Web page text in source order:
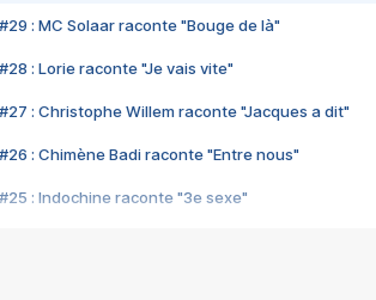
#29 : MC Solaar raconte "Bouge de là"
#28 : Lorie raconte "Je vais vite"
#27 : Christophe Willem raconte "Jacques a dit"
#26 : Chimène Badi raconte "Entre nous"
#25 : Indochine raconte "3e sexe"